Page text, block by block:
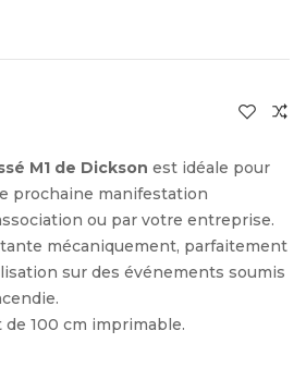
M1 de Dickson est idéale pour
prochaine manifestation
ou par votre entreprise.
mécaniquement, parfaitement
sur des événements soumis
de 100 cm imprimable.